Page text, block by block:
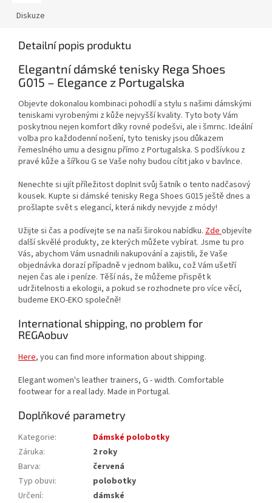
Diskuze
Detailní popis produktu
Elegantní dámské tenisky Rega Shoes
G015 – Elegance z Portugalska
Objevte dokonalou kombinaci pohodlí a stylu s našimi dámskými
teniskami vyrobenými z kůže nejvyšší kvality. Tyto boty Vám
poskytnou nejen komfort díky rovné podešvi, ale i šmrnc. Ideální
volba pro každodenní nošení, tyto tenisky jsou důkazem
řemeslného umu a designu přímo z Portugalska. S podšívkou z
pravé kůže a šířkou G se Vaše nohy budou cítit jako v bavlnce.
Nenechte si ujít příležitost doplnit svůj šatník o tento nadčasový
kousek. Kupte si dámské tenisky Rega Shoes G015 ještě dnes a
prošlapte svět s elegancí, která nikdy nevyjde z módy!
Užijte si čas a podívejte se na naši širokou nabídku. Zdeobjevíte
další skvělé produkty, ze kterých můžete vybírat. Jsme tu pro
Vás, abychom Vám usnadnili nakupování a zajistili, že Vaše
objednávka dorazí případně v jednom balíku, což Vám ušetří
nejen čas ale i peníze. Těší nás, že můžeme přispět k
udržitelnosti a ekologii, a pokud se rozhodnete pro více věcí,
budeme EKO-EKO společně!
International shipping, no problem for
REGAobuv
Here, you can find more information about shipping.
Elegant women's leather trainers, G - width. Comfortable
footwear for a real lady. Made in Portugal.
Doplňkové parametry
Kategorie:
Dámské polobotky
Záruka:
2 roky
Barva:
červená
Typ obuvi:
polobotky
Určení:
dámské